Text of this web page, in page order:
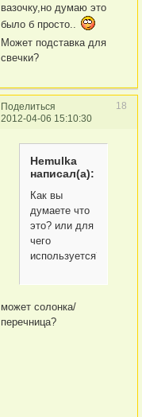
вазочку,но думаю это
было б просто..
Может подставка для
свечки?
Поделиться
18
2012-04-06 15:10:30
Hemulka
написал(а):
Как вы
думаете что
это? или для
чего
используется?
может солонка/
перечница?